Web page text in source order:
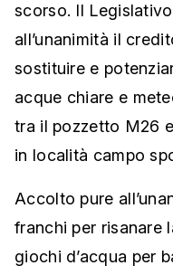
scorso. Il
all’unanimità il
sostituire e
acque chiare e
tra il pozzetto M26
in località campo
Accolto pure
franchi per risanare
giochi d’acqua per